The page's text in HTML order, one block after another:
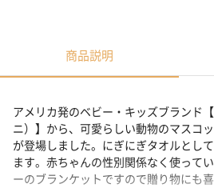
商品説明
アメリカ発のベビー・キッズブランド
ニ）】から、可愛らしい動物のマスコ
が登場しました。にぎにぎタオルとし
ます。赤ちゃんの性別関係なく使って
ーのブランケットですので贈り物にも喜